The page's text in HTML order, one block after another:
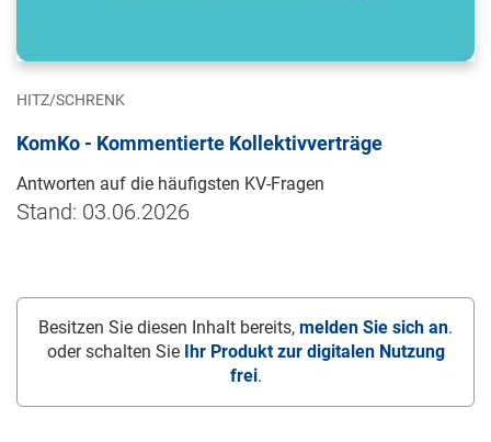
HITZ/SCHRENK
KomKo - Kommentierte Kollektivverträge
Antworten auf die häufigsten KV-Fragen
Stand: 03.06.2026
Besitzen Sie diesen Inhalt bereits, melden Sie sich an.
oder schalten Sie
Ihr Produkt zur digitalen Nutzung
frei.